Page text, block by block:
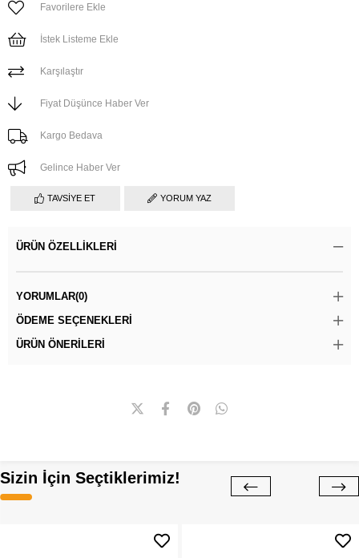
Favorilere Ekle
İstek Listeme Ekle
Karşılaştır
Fiyat Düşünce Haber Ver
Kargo Bedava
Gelince Haber Ver
TAVSIYE ET YORUM YAZ
ÜRÜN ÖZELLIKLERI
YORUMLAR(0)
ÖDEME SEÇENEKLERI
ÜRÜN ÖNERILERI
Sizin İçin Seçtiklerimiz!